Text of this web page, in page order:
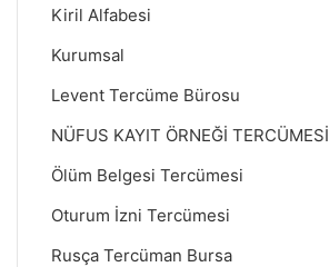
Kiril Alfabesi
Kurumsal
Levent Tercüme Bürosu
NÜFUS KAYIT ÖRNEĞİ TERCÜMESİ
Ölüm Belgesi Tercümesi
Oturum İzni Tercümesi
Rusça Tercüman Bursa